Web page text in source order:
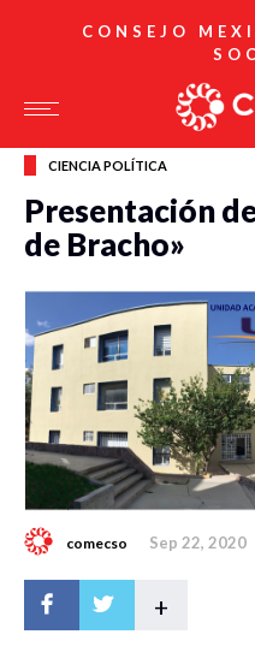
CONSEJO
CIENCIA POLÍTICA
Presentación
de Bracho»
comecso Sep 22, 2020
+